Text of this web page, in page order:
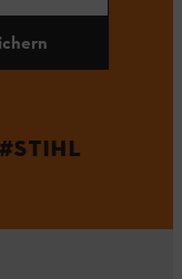
#STIHL